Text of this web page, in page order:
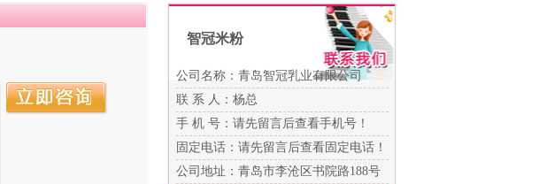
智冠米粉
公司名称：青岛智冠乳业有限公司
联 系 人：杨总
手 机 号： 请先留言后查看手机号！
固定电话： 请先留言后查看固定电话！
公司地址：青岛市李沧区书院路188号